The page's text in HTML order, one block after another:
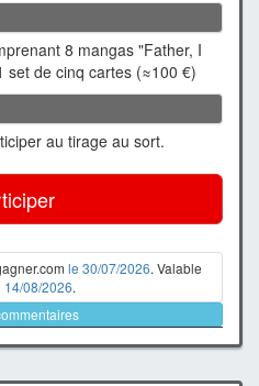
8 mangas "Father, I
set de cinq cartes (≈100 €)
au tirage au sort.
le 30/07/2026. Valable
14/08/2026.